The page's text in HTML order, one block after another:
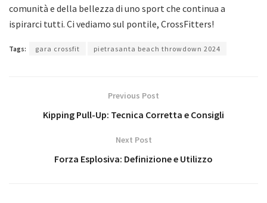
comunità e della bellezza di uno sport che continua a
ispirarci tutti. Ci vediamo sul pontile, CrossFitters!
Tags: gara crossfit pietrasanta beach throwdown 2024
Previous Post
Kipping Pull-Up: Tecnica Corretta e Consigli
Next Post
Forza Esplosiva: Definizione e Utilizzo